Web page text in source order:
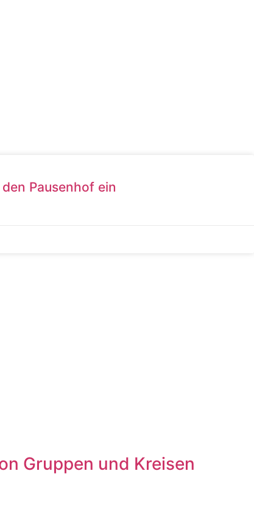
Pausenhof ein
Gruppen und Kreisen